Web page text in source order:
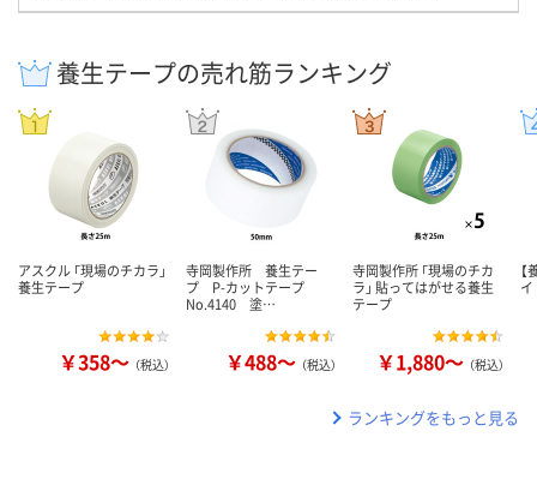
養生テープの売れ筋ランキング
アスクル 「現場のチカラ」
養生テープ
￥358～ （税込）
寺岡製作所 養生テー
プ P-カットテープ
No.4140 塗…
￥488～ （税込）
寺岡製作所 「現場のチカ
ラ」 貼ってはがせる養生
テープ
￥1,880～ （税込）
ランキングをもっと見る